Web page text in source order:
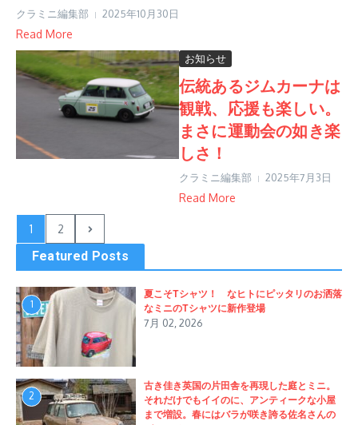
クラミニ編集部 2025年10月30日
Read More
お知らせ
伝統あるジムカーナは
観戦、応援も楽しい。
まさに運動会の如き楽
しさ！
クラミニ編集部 2025年7月3日
Read More
1 2
Featured Posts
1
夏こそTシャツ！ なヒトにピッタリのお洒落
なミニのTシャツに新作登場
7月 02, 2026
2
古き佳き英国の片田舎を再現した庭とミニ。
それだけでもイイのに、アンティークな小屋
まで増設。春にはバラが咲き誇る佐名さんの